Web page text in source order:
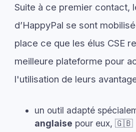
Suite à ce premier contact,
d’HappyPal se sont
place ce que les élus CSE
meilleure plateforme pour
l'utilisation de leurs
un outil adapté
anglaise pour eux, 🇬🇧